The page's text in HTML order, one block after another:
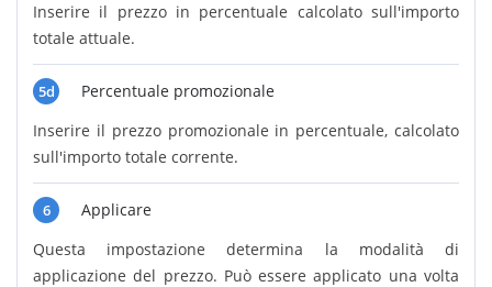
Inserire il prezzo in percentuale calcolato sull'importo
totale attuale.
5d
Percentuale promozionale
Inserire il prezzo promozionale in percentuale, calcolato
sull'importo totale corrente.
6
Applicare
Questa impostazione determina la modalità di
applicazione del prezzo. Può essere applicato una volta